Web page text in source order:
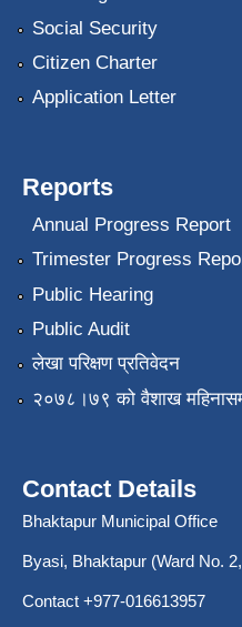
Social Security
Citizen Charter
Application Letter
Reports
Annual Progress Report
Trimester Progress
Public Hearing
Public Audit
लेखा परिक्षण प्रतिवेदन
२०७८।७९ को वैशाख
Contact Details
Bhaktapur Municipal Office
Byasi, Bhaktapur (Ward No.
Contact +977-016613957